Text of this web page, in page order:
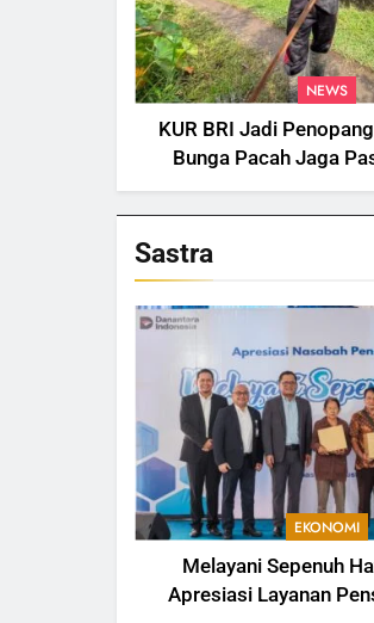
NEWS
KUR BRI Jadi
Bunga Pacah Jaga
Upacara di Tengah
Tantangan
Sastra
EKONOMI
Melayani Sepenuh
Apresiasi Layanan